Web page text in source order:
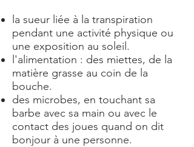
la sueur liée à la transpiration
pendant une activité physique ou
une exposition au soleil.
l'alimentation : des miettes, de la
matière grasse au coin de la
bouche.
des microbes, en touchant sa
barbe avec sa main ou avec le
contact des joues quand on dit
bonjour à une personne.